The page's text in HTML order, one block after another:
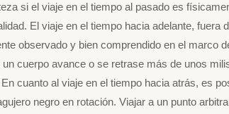
si el viaje en el tiempo al pasado es
El viaje en el tiempo hacia adelante, fuera
observado y bien comprendido en el marco
cuerpo avance o se retrase más de unos
cuanto al viaje en el tiempo hacia atrás, es
negro en rotación. Viajar a un punto